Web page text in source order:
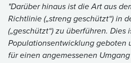
"Darüber hinaus ist die Art aus
Richtlinie („streng geschützt“) in
(„geschützt“) zu überführen. Dies
Populationsentwicklung geboten
für einen angemessenen